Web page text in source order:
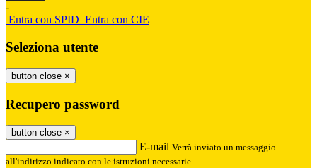
-
Entra con SPID Entra con CIE
Seleziona utente
button close ×
Recupero password
button close ×
E-mail Verrà inviato un messaggio
all'indirizzo indicato con le istruzioni necessarie.